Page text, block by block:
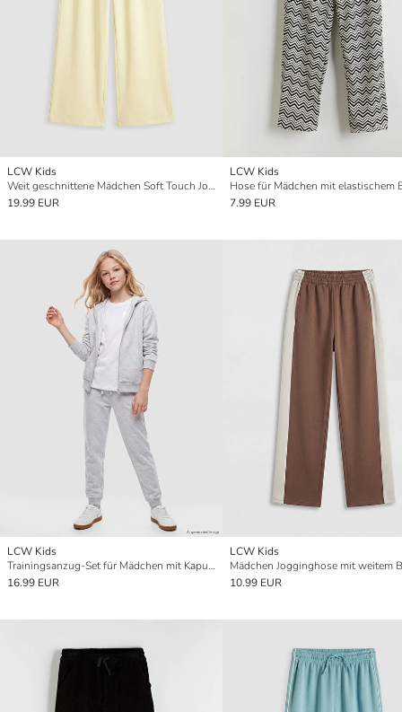
LCW Kids
Weit geschnittene Mädchen Soft Touch Jogginghose
19.99 EUR
LCW Kids
Hose für Mädchen mit elastischem
7.99 EUR
LCW Kids
Trainingsanzug-Set für Mädchen mit Kapuze
16.99 EUR
LCW Kids
10.99 EUR